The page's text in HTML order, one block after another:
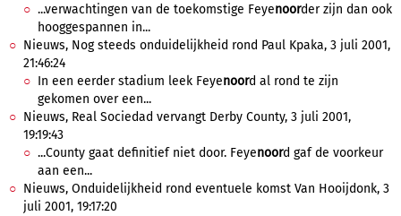
...verwachtingen van de toekomstige Feyenoorder zijn dan ook
hooggespannen in...
Nieuws, Nog steeds onduidelijkheid rond Paul Kpaka, 3 juli 2001,
21:46:24
In een eerder stadium leek Feyenoord al rond te zijn
gekomen over een...
Nieuws, Real Sociedad vervangt Derby County, 3 juli 2001,
19:19:43
...County gaat definitief niet door. Feyenoord gaf de voorkeur
aan een...
Nieuws, Onduidelijkheid rond eventuele komst Van Hooijdonk, 3
juli 2001, 19:17:20